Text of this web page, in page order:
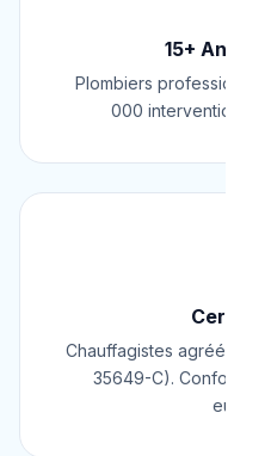
15+ Ans
Plombiers
000 interventions
Certifié
Chauffagistes agréés
35649-C).